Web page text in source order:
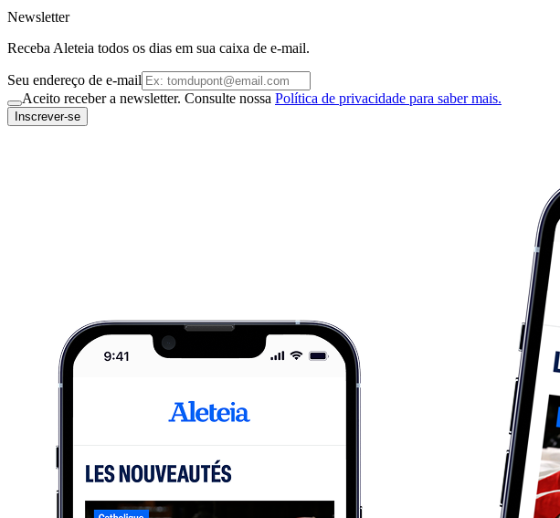
Newsletter
Receba Aleteia todos os dias em sua caixa de e-mail.
Seu endereço de e-mail
Aceito receber a newsletter. Consulte nossa Política de privacidade para saber mais.
Inscrever-se